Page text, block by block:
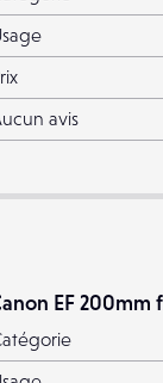
avis
EF 200mm